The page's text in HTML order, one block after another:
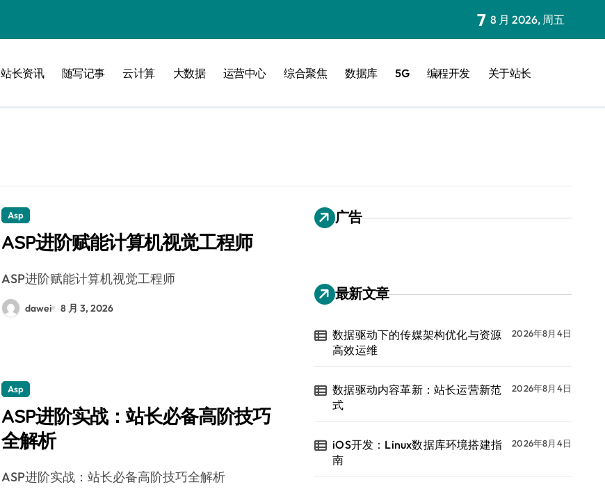
7 8 月 2026, 周五
站长资讯 随写记事 云计算 大数据 运营中心 综合聚焦 数据库 5G 编程开发 关于站长
Asp
ASP进阶赋能计算机视觉工程师
ASP进阶赋能计算机视觉工程师
dawei 8 月 3, 2026
Asp
ASP进阶实战：站长必备高阶技巧
全解析
ASP进阶实战：站长必备高阶技巧全解析
广告
最新文章
数据驱动下的传媒架构优化与资源
高效运维
2026年8月4日
数据驱动内容革新：站长运营新范
式
2026年8月4日
iOS开发：Linux数据库环境搭建指
南
2026年8月4日